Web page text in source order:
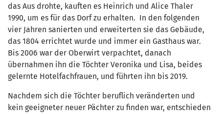
das Aus drohte, kauften es Heinrich und Alice Thaler
1990, um es für das Dorf zu erhalten. In den folgenden
vier Jahren sanierten und erweiterten sie das Gebäude,
das 1804 errichtet wurde und immer ein Gasthaus war.
Bis 2006 war der Oberwirt verpachtet, danach
übernahmen ihn die Töchter Veronika und Lisa, beides
gelernte Hotelfachfrauen, und führten ihn bis 2019.
Nachdem sich die Töchter beruflich veränderten und
kein geeigneter neuer Pächter zu finden war, entschieden